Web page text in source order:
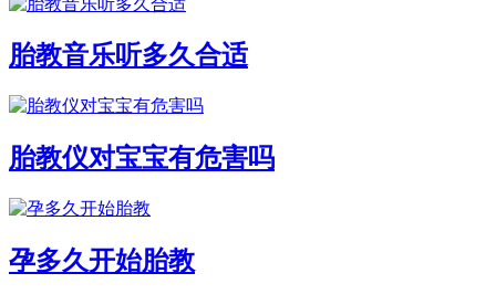
胎教音乐听多久合适
胎教仪对宝宝有危害吗
孕多久开始胎教